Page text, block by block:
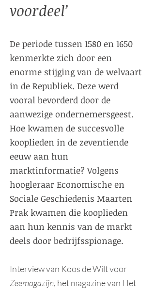
voordeel’
De periode tussen 1580 en 1650
kenmerkte zich door een
enorme stijging van de welvaart
in de Republiek. Deze werd
vooral bevorderd door de
aanwezige ondernemersgeest.
Hoe kwamen de succesvolle
kooplieden in de zeventiende
eeuw aan hun
marktinformatie? Volgens
hoogleraar Economische en
Sociale Geschiedenis Maarten
Prak kwamen die kooplieden
aan hun kennis van de markt
deels door bedrijfsspionage.
Interview van Koos de Wilt voor
Zeemagazijn, het magazine van Het